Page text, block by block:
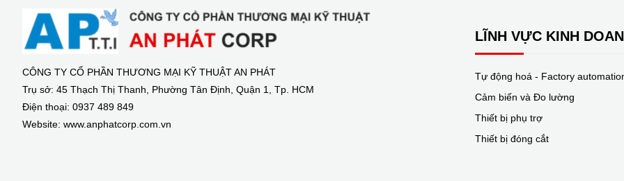
CÔNG TY CỔ PHẦN THƯƠNG MẠI KỸ THUẬT AN PHÁT
Trụ sở: 45 Thạch Thị Thanh, Phường Tân Định, Quận 1, Tp. HCM
Điện thoại: 0937 489 849
Website: www.anphatcorp.com.vn
LĨNH VỰC KINH
Tự động hoá - Factory
Cảm biến và Đo lường
Thiết bị phụ trợ
Thiết bị đóng cắt